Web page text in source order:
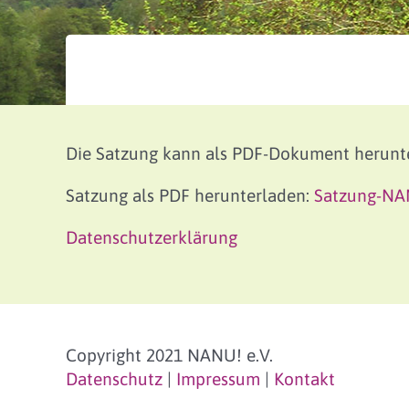
Die Satzung kann als PDF-Dokument
Satzung als PDF herunterladen: Satzung-
Datenschutzerklärung
Copyright 2021 NANU! e.V.
Datenschutz| Impressum | Kontakt